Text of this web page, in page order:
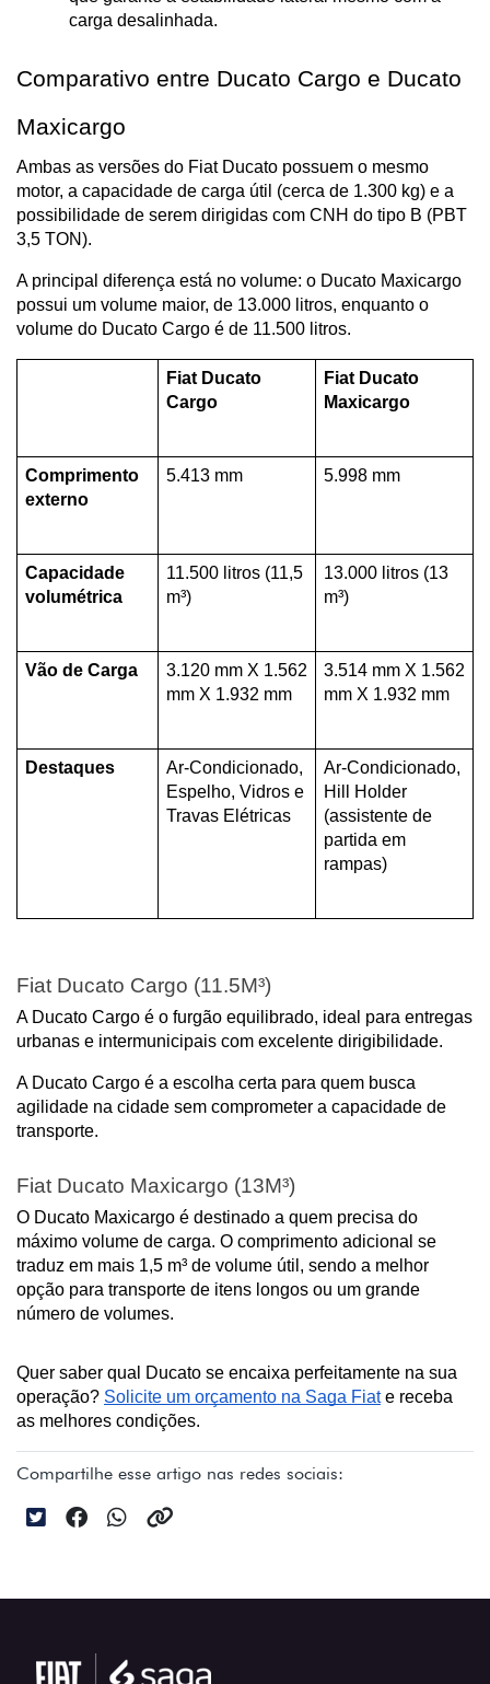
carga desalinhada.
Comparativo entre Ducato Cargo e Ducato
Maxicargo
Ambas as versões do Fiat Ducato possuem o mesmo
motor, a capacidade de carga útil (cerca de 1.300 kg) e a
possibilidade de serem dirigidas com CNH do tipo B (PBT
3,5 TON).
A principal diferença está no volume: o Ducato Maxicargo
possui um volume maior, de 13.000 litros, enquanto o
volume do Ducato Cargo é de 11.500 litros.
Fiat Ducato
Cargo
Fiat Ducato
Maxicargo
Comprimento
externo
5.413 mm 5.998 mm
Capacidade
volumétrica
11.500 litros (11,5
m³)
13.000 litros (13
m³)
Vão de Carga
3.120 mm X 1.562
mm X 1.932 mm
3.514 mm X 1.562
mm X 1.932 mm
Destaques
Ar-Condicionado,
Espelho, Vidros e
Travas Elétricas
Ar-Condicionado,
Hill Holder
(assistente de
partida em
rampas)
Fiat Ducato Cargo (11.5M³)
A Ducato Cargo é o furgão equilibrado, ideal para entregas
urbanas e intermunicipais com excelente dirigibilidade.
A Ducato Cargo é a escolha certa para quem busca
agilidade na cidade sem comprometer a capacidade de
transporte.
Fiat Ducato Maxicargo (13M³)
O Ducato Maxicargo é destinado a quem precisa do
máximo volume de carga. O comprimento adicional se
traduz em mais 1,5 m³ de volume útil, sendo a melhor
opção para transporte de itens longos ou um grande
número de volumes.
Quer saber qual Ducato se encaixa perfeitamente na sua
operação? Solicite um orçamento na Saga Fiat e receba
as melhores condições.
Compartilhe esse artigo nas redes sociais: